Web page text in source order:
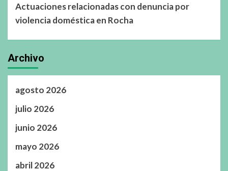
Actuaciones relacionadas con denuncia por
violencia doméstica en Rocha
Archivo
agosto 2026
julio 2026
junio 2026
mayo 2026
abril 2026